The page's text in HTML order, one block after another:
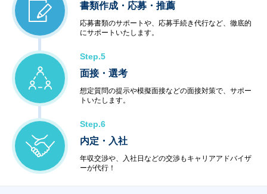
書類作成・応募・推薦
応募書類のサポートや、応募手続き代行など、徹底的
にサポートいたします。
Step.5
面接・選考
想定質問の提示や模擬面接などの面接対策で、サポー
トいたします。
Step.6
内定・入社
年収交渉や、入社日などの交渉もキャリアアドバイザ
ーが代行！